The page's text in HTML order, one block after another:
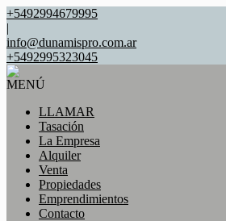
+5492994679995
|
info@dunamispro.com.ar
+5492995323045
MENÚ
LLAMAR
Tasación
La Empresa
Alquiler
Venta
Propiedades
Emprendimientos
Contacto